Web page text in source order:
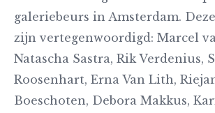
galeriebeurs in Amsterdam.
zijn vertegenwoordigd: Marcel
Natascha Sastra, Rik Verdenius,
Roosenhart, Erna Van Lith,
Boeschoten, Debora Makkus,